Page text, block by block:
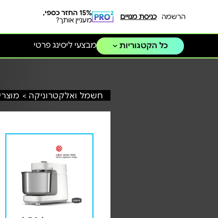
הרשמה כניסת מנויים
15% החזר כספי,
מעניין אותך?
כל הקטגוריות מבצעי ליסינג פרטי
חשמל ואלקטרוניקה >